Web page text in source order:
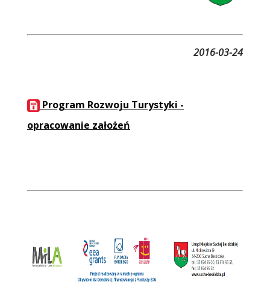
2016-03-24
Program Rozwoju Turystyki -
opracowanie założeń